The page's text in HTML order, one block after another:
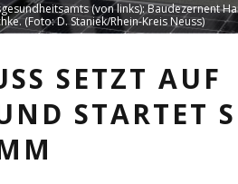
(von links): Baudezernent
(Foto: D. Staniek/Rhein-Kreis Neuss)
SETZT AUF
STARTET